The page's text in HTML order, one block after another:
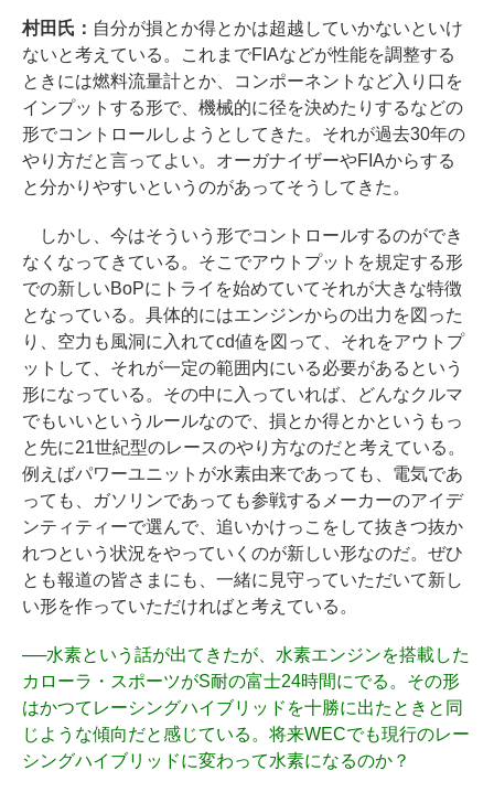
村田氏： 自分が損とか得とかは超越していかないといけ
ないと考えている。これまでFIAなどが性能を調整する
ときには燃料流量計とか、コンポーネントなど入り口を
インプットする形で、機械的に径を決めたりするなどの
形でコントロールしようとしてきた。それが過去30年の
やり方だと言ってよい。オーガナイザーやFIAからする
と分かりやすいというのがあってそうしてきた。
しかし、今はそういう形でコントロールするのができ
なくなってきている。そこでアウトプットを規定する形
での新しいBoPにトライを始めていてそれが大きな特徴
となっている。具体的にはエンジンからの出力を図った
り、空力も風洞に入れてcd値を図って、それをアウトプ
ットして、それが一定の範囲内にいる必要があるという
形になっている。その中に入っていれば、どんなクルマ
でもいいというルールなので、損とか得とかというもっ
と先に21世紀型のレースのやり方なのだと考えている。
例えばパワーユニットが水素由来であっても、電気であ
っても、ガソリンであっても参戦するメーカーのアイデ
ンティティーで選んで、追いかけっこをして抜きつ抜か
れつという状況をやっていくのが新しい形なのだ。ぜひ
とも報道の皆さまにも、一緒に見守っていただいて新し
い形を作っていただければと考えている。
──水素という話が出てきたが、水素エンジンを搭載した
カローラ・スポーツがS耐の富士24時間にでる。その形
はかつてレーシングハイブリッドを十勝に出たときと同
じような傾向だと感じている。将来WECでも現行のレー
シングハイブリッドに変わって水素になるのか？